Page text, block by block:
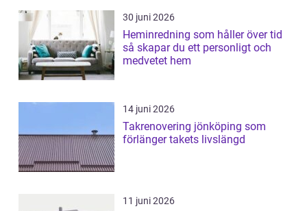
30 juni 2026
Heminredning som håller över tid
så skapar du ett personligt och
medvetet hem
14 juni 2026
Takrenovering jönköping som
förlänger takets livslängd
11 juni 2026